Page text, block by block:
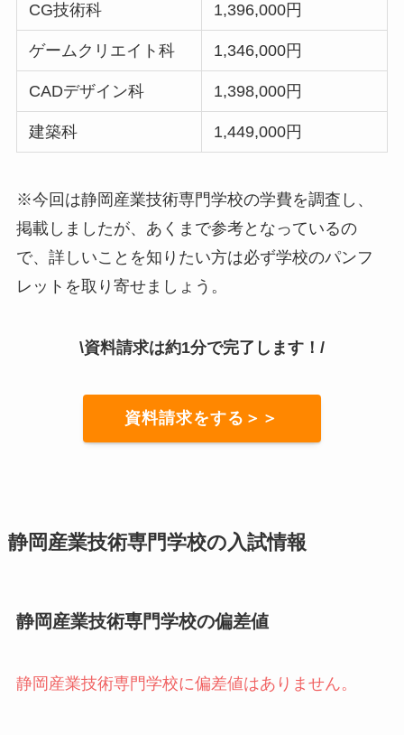
CG技術科 1,396,000円
ゲームクリエイト科 1,346,000円
CADデザイン科 1,398,000円
建築科 1,449,000円
※今回は静岡産業技術専門学校の学費を調査し、
掲載しましたが、あくまで参考となっているの
で、詳しいことを知りたい方は必ず学校のパンフ
レットを取り寄せましょう。
\資料請求は約1分で完了します！/
資料請求をする＞＞
静岡産業技術専門学校の入試情報
静岡産業技術専門学校の偏差値
静岡産業技術専門学校に偏差値はありません。